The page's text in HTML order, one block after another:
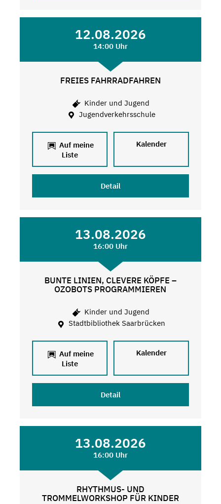
12.08.2026
14:00 Uhr
FREIES FAHRRADFAHREN
Kinder und Jugend
Jugendverkehrsschule
Auf meine
Liste
Kalender
Detail
13.08.2026
16:00 Uhr
BUNTE LINIEN, CLEVERE KÖPFE –
OZOBOTS PROGRAMMIEREN
Kinder und Jugend
Stadtbibliothek Saarbrücken
Auf meine
Liste
Kalender
Detail
13.08.2026
16:00 Uhr
RHYTHMUS- UND
TROMMELWORKSHOP FÜR KINDER